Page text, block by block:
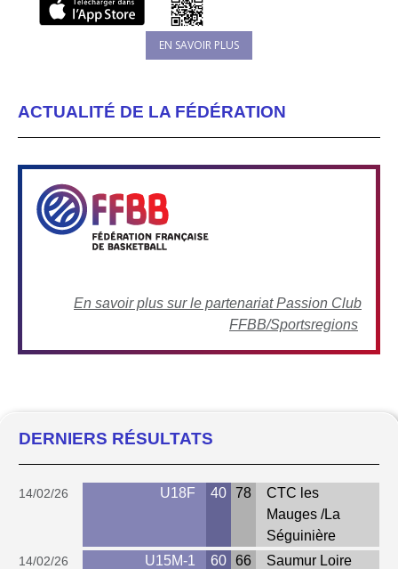
EN SAVOIR PLUS
ACTUALITÉ DE LA FÉDÉRATION
En savoir plus sur le partenariat Passion Club
FFBB/Sportsregions
DERNIERS RÉSULTATS
14/02/26 U18F 40 78
CTC les
Mauges /La
Séguinière
14/02/26 U15M-1 60 66
Saumur Loire